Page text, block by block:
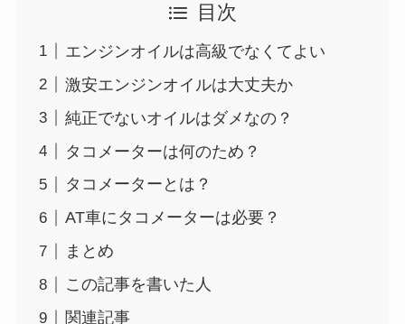
目次
エンジンオイルは高級でなくてよい
激安エンジンオイルは大丈夫か
純正でないオイルはダメなの？
タコメーターは何のため？
タコメーターとは？
AT車にタコメーターは必要？
まとめ
この記事を書いた人
関連記事